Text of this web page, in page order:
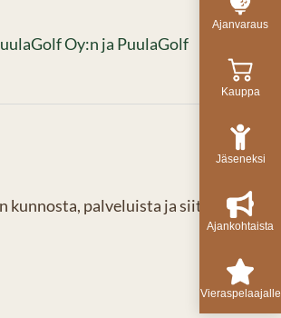
Ajanvaraus
Kauppa
Jäseneksi
Ajankohtaista
Vieraspelaajalle
Oy:n ja PuulaGolf
palveluista ja siitä,